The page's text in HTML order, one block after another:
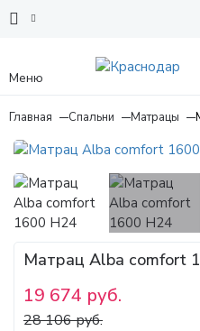
Меню
Главная Спальни Матрацы
Матрац Alba comfort
19 674 руб.
28 106 руб.